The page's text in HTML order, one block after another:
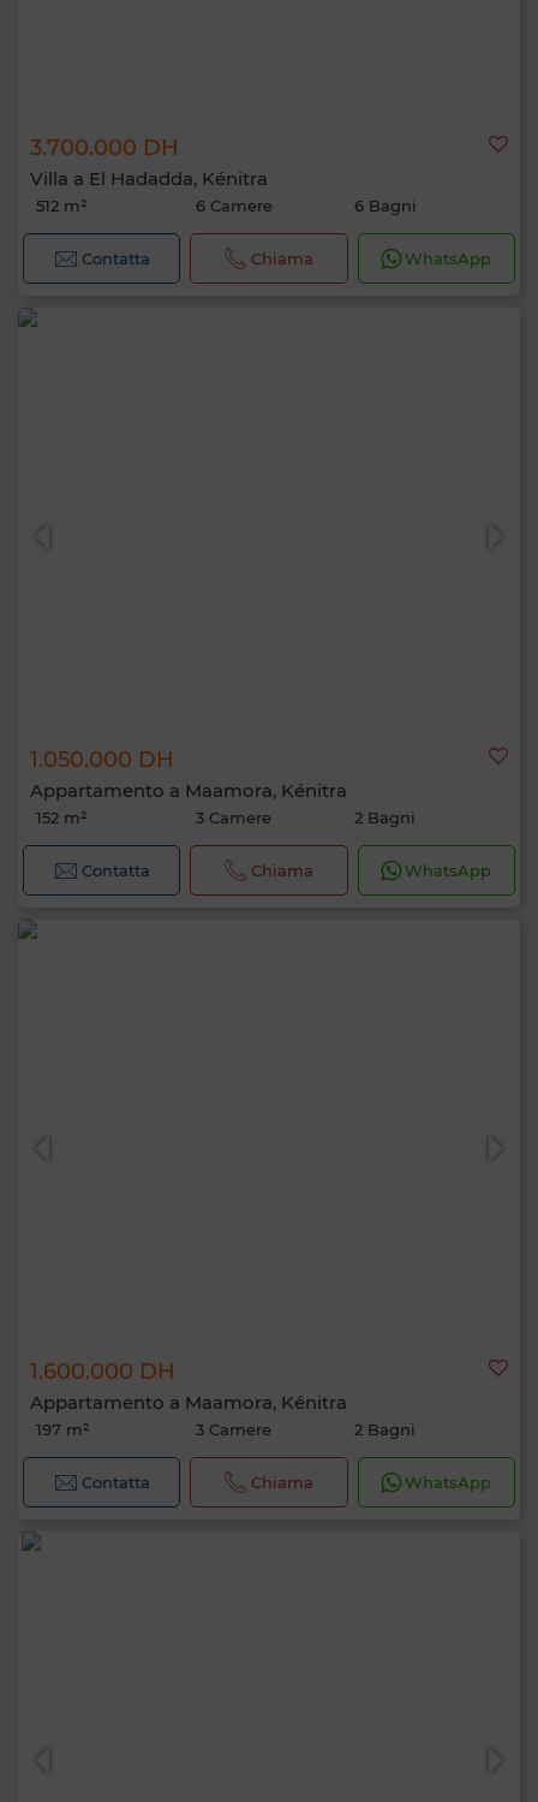
3.700.000 DH
Villa a El Hadadda, Kénitra
512 m² 6 Camere 6 Bagni
Contatta Chiama WhatsApp
1.050.000 DH
Appartamento a Maamora, Kénitra
152 m² 3 Camere 2 Bagni
Contatta Chiama WhatsApp
1.600.000 DH
Appartamento a Maamora, Kénitra
197 m² 3 Camere 2 Bagni
Contatta Chiama WhatsApp